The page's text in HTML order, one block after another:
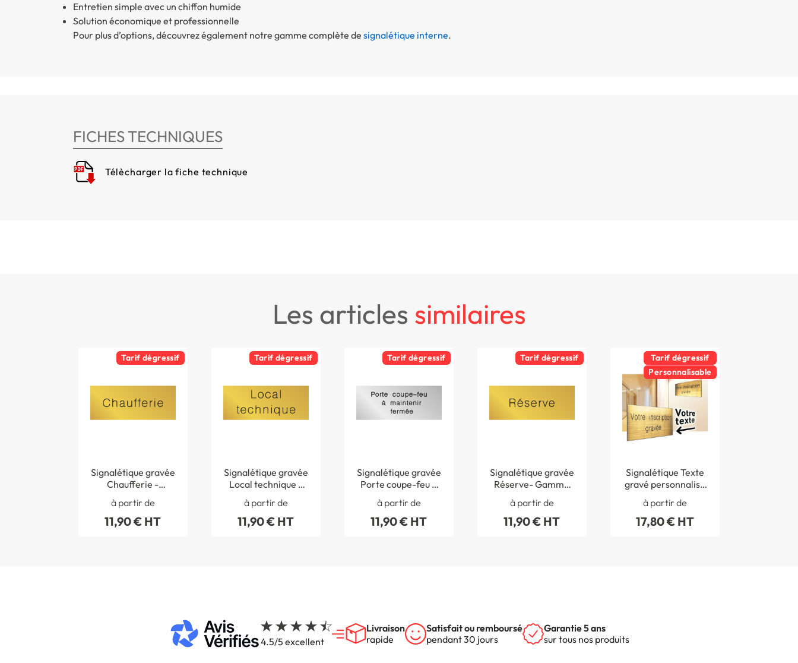
Entretien simple avec un chiffon humide
Solution économique et professionnelle
Pour plus d’options, découvrez également notre gamme complète de signalétique interne.
FICHES TECHNIQUES
Télècharger la fiche technique
les articles similaires
Tarif dégressif
Signalétique gravée
Chaufferie -
Gamme Métal
à partir de
11,90 € HT
Tarif dégressif
Signalétique gravée
Local technique -
Gamme Métal
à partir de
11,90 € HT
Tarif dégressif
Signalétique gravée
Porte coupe-feu à
maintenir fermée -
Gamme Métal
à partir de
11,90 € HT
Tarif dégressif
Signalétique gravée
Réserve- Gamme
à partir de
11,90 € HT
Tarif dégressif
Personnalisable
Signalétique Texte
gravé personnalisé
- Gamme Métal
à partir de
17,80 € HT
4.5/5 excellent
Livraison
rapide
Satisfait ou remboursé
pendant 30 jours
Garantie 5 ans
sur tous nos produits